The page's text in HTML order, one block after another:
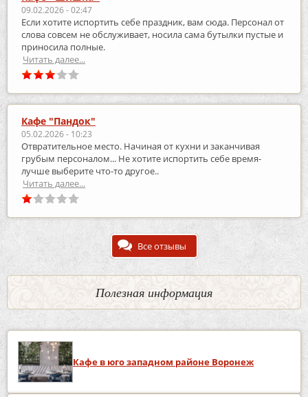
09.02.2026 - 02:47
Если хотите испортить себе праздник, вам сюда. Персонал от
слова совсем не обслуживает, носила сама бутылки пустые и
приносила полные.
Читать далее...
Кафе "Пандок"
05.02.2026 - 10:23
Отвратительное место. Начиная от кухни и заканчивая
грубым персоналом... Не хотите испортить себе время-
лучше выберите что-то другое..
Читать далее...
Все отзывы
Полезная информация
Кафе в юго западном районе Воронеж